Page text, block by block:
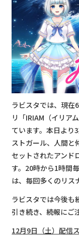
ラビスタでは、現在
リ「IRIAM（イリア
ています。本日より
ストガール、人間と
セットされたアンド
す。20時から1時間
は、毎回多くのリス
ラビスタでは今後も
引き続き、続報にご
12月9日（土）配信